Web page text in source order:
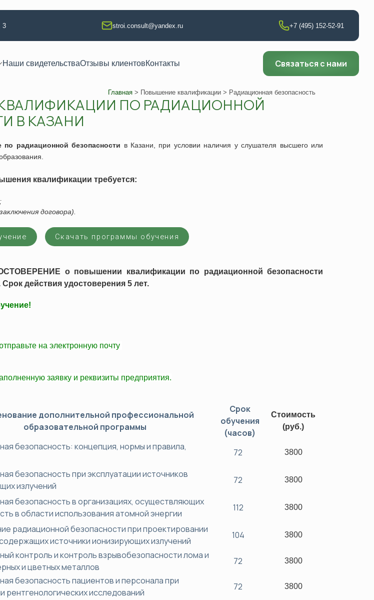
3 stroi.consult@yandex.ru +7 (495) 152-52-91
(ПТМ)
Техлабораторные услуги
Разработка технологических карт по сварке
Аккредитация испытательной лаборатории
Регистрация электролаборатории
Техническое освидетельствовани
Оценка профессиональных рисков (ОПР)
Сертификация
Системы менеджмента качества
Технический регламент ТС (ТР ТС/ЕАЭС)
Наши свидетельстваОтзывы клиентовКонтакты Связаться с нами
Главная > Повышение квалификации > Радиационная безопасность
ПО РАДИАЦИОННОЙ
В КАЗАНИ
по радиационной безопасности в Казани , при условии наличия у слушателя высшего или
квалификации требуется:
договора).
Скачать программы обучения
о повышении квалификации по радиационной безопасности
действия удостоверения 5 лет.
на электронную почту
заявку и реквизиты предприятия.
дополнительной профессиональной
образовательной программы
Срок
обучения
(часов)
Стоимость
(руб.)
безопасность: концепция, нормы и правила,
72 3800
безопасность при эксплуатации источников
излучений
72 3800
безопасность в организациях, осуществляющих
в области использования атомной энергии
112 3800
радиационной безопасности при проектировании
источники ионизирующих излучений
104 3800
контроль и контроль взрывобезопасности лома и
и цветных металлов
72 3800
безопасность пациентов и персонала при
рентгенологических исследований
72 3800